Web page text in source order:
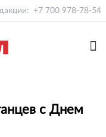
+7 700 978-78-54
с Днем